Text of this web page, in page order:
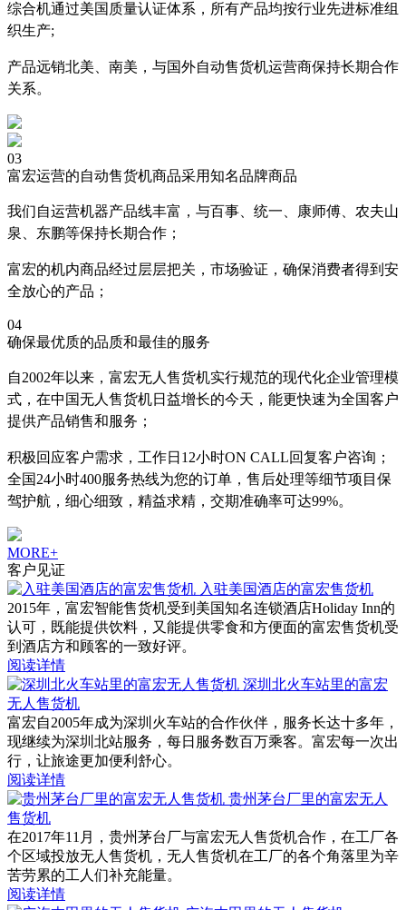
综合机通过美国质量认证体系，所有产品均按行业先进标准组
织生产;
产品远销北美、南美，与国外自动售货机运营商保持长期合作
关系。
03
富宏运营的自动售货机商品采用知名品牌商品
我们自运营机器产品线丰富，与百事、统一、康师傅、农夫山
泉、东鹏等保持长期合作；
富宏的机内商品经过层层把关，市场验证，确保消费者得到安
全放心的产品；
04
确保最优质的品质和最佳的服务
自2002年以来，富宏无人售货机实行规范的现代化企业管理模
式，在中国无人售货机日益增长的今天，能更快速为全国客户
提供产品销售和服务；
积极回应客户需求，工作日12小时ON CALL回复客户咨询；
全国24小时400服务热线为您的订单，售后处理等细节项目保
驾护航，细心细致，精益求精，交期准确率可达99%。
MORE+
客户见证
入驻美国酒店的富宏售货机
2015年，富宏智能售货机受到美国知名连锁酒店Holiday Inn的
认可，既能提供饮料，又能提供零食和方便面的富宏售货机受
到酒店方和顾客的一致好评。
阅读详情
深圳北火车站里的富宏
无人售货机
富宏自2005年成为深圳火车站的合作伙伴，服务长达十多年，
现继续为深圳北站服务，每日服务数百万乘客。富宏每一次出
行，让旅途更加便利舒心。
阅读详情
贵州茅台厂里的富宏无人
售货机
在2017年11月，贵州茅台厂与富宏无人售货机合作，在工厂各
个区域投放无人售货机，无人售货机在工厂的各个角落里为辛
苦劳累的工人们补充能量。
阅读详情